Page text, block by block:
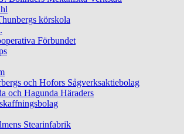
körskola
Förbundet
och Hofors Sågverksaktiebolag
och Hagunda Häraders
Stearinfabrik